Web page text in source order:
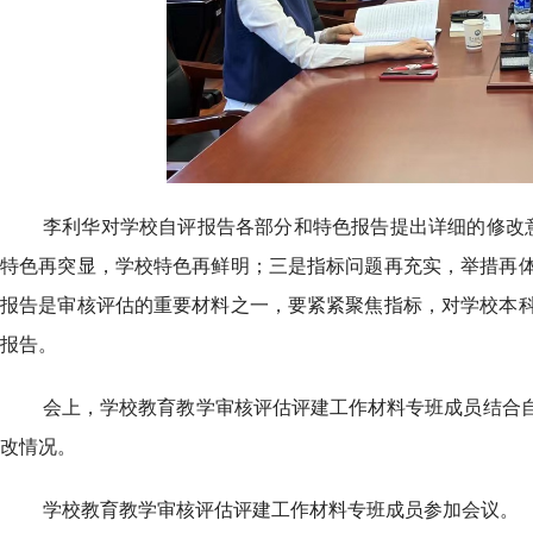
李利华对学校自评报告各部分和特色报告提出详细的修
特色再突显，学校特色再鲜明；三是指标问题再充实，举措
报告是审核评估的重要材料之一，要紧紧聚焦指标，对学校
报告。
会上，学校教育教学审核评估评建工作材料专班成员结
改情况。
学校教育教学审核评估评建工作材料专班成员参加会议。